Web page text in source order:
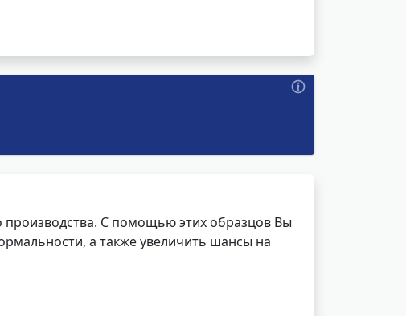
производства. С помощью этих образцов Вы
а также увеличить шансы на